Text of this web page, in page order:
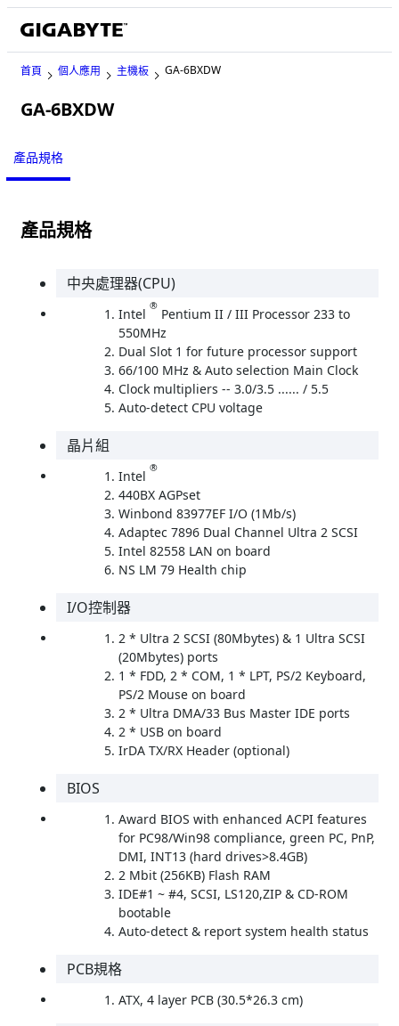
首頁 個人應用 主機板 GA-6BXDW
GA-6BXDW
產品規格
產品規格
中央處理器(CPU)
Intel ® Pentium II / III Processor 233 to
550MHz
Dual Slot 1 for future processor support
66/100 MHz & Auto selection Main Clock
Clock multipliers -- 3.0/3.5 ...... / 5.5
Auto-detect CPU voltage
晶片組
Intel ®
440BX AGPset
Winbond 83977EF I/O (1Mb/s)
Adaptec 7896 Dual Channel Ultra 2 SCSI
Intel 82558 LAN on board
NS LM 79 Health chip
I/O控制器
2 * Ultra 2 SCSI (80Mbytes) & 1 Ultra SCSI
(20Mbytes) ports
1 * FDD, 2 * COM, 1 * LPT, PS/2 Keyboard,
PS/2 Mouse on board
2 * Ultra DMA/33 Bus Master IDE ports
2 * USB on board
IrDA TX/RX Header (optional)
BIOS
Award BIOS with enhanced ACPI features
for PC98/Win98 compliance, green PC, PnP,
DMI, INT13 (hard drives>8.4GB)
2 Mbit (256KB) Flash RAM
IDE#1 ~ #4, SCSI, LS120,ZIP & CD-ROM
bootable
Auto-detect & report system health status
PCB規格
ATX, 4 layer PCB (30.5*26.3 cm)